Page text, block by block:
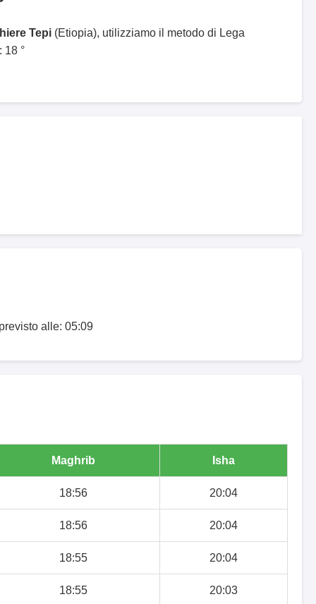
Tepi (Etiopia), utilizziamo il metodo di Lega
18 °
alle: 05:09
Maghrib Isha
18:56 20:04
18:56 20:04
18:55 20:04
18:55 20:03